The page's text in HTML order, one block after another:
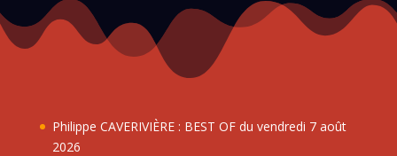
Philippe CAVERIVIÈRE : BEST OF du vendredi 7 août
2026